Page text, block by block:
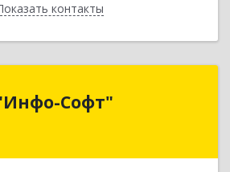
контакты
Назад
Софт"
"Инфо-Софт"
край, Лабинский р-н,